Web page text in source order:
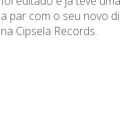
a par com o seu novo
na Cipsela Records.